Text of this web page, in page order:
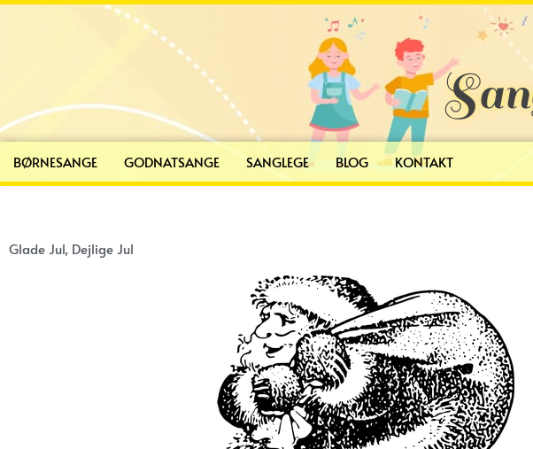
BØRNESANGE GODNATSANGE SANGLEGE BLOG KONTAKT
Glade Jul, Dejlige Jul